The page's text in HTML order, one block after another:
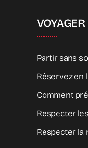
Partir sans
Réservez en
Comment
Respecter
Respecter la